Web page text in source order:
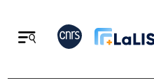
Retour